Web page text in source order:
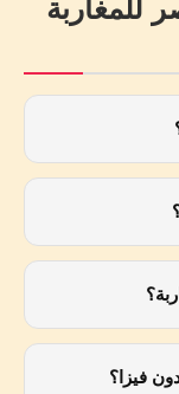
للمغاربة
فيزا؟